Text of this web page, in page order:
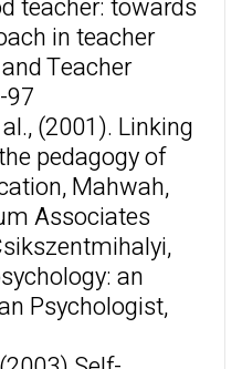
teacher: towards
in teacher
Teacher
(2001). Linking
pedagogy of
Mahwah,
Associates.
an
Psychologist,